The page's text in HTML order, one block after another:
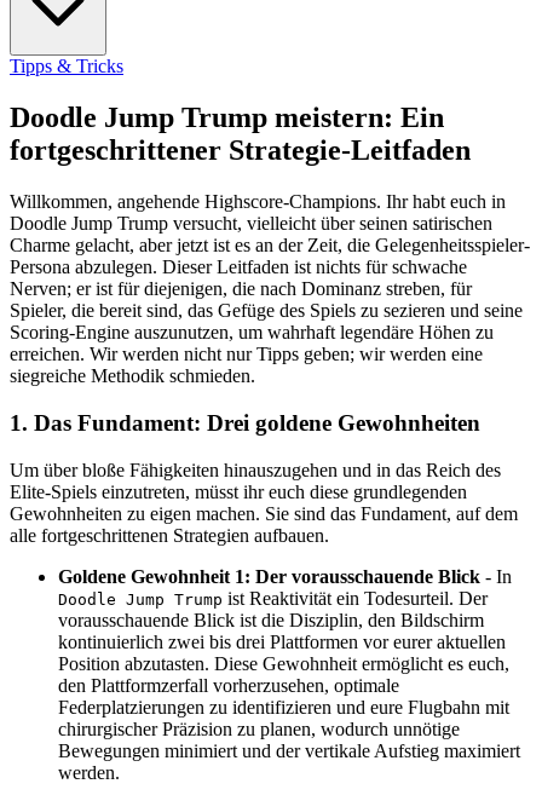
Tipps & Tricks
Doodle Jump Trump meistern: Ein
fortgeschrittener Strategie-Leitfaden
Willkommen, angehende Highscore-Champions. Ihr habt euch in
Doodle Jump Trump versucht, vielleicht über seinen satirischen
Charme gelacht, aber jetzt ist es an der Zeit, die Gelegenheitsspieler-
Persona abzulegen. Dieser Leitfaden ist nichts für schwache
Nerven; er ist für diejenigen, die nach Dominanz streben, für
Spieler, die bereit sind, das Gefüge des Spiels zu sezieren und seine
Scoring-Engine auszunutzen, um wahrhaft legendäre Höhen zu
erreichen. Wir werden nicht nur Tipps geben; wir werden eine
siegreiche Methodik schmieden.
1. Das Fundament: Drei goldene Gewohnheiten
Um über bloße Fähigkeiten hinauszugehen und in das Reich des
Elite-Spiels einzutreten, müsst ihr euch diese grundlegenden
Gewohnheiten zu eigen machen. Sie sind das Fundament, auf dem
alle fortgeschrittenen Strategien aufbauen.
Goldene Gewohnheit 1: Der vorausschauende Blick - In
Doodle Jump Trump ist Reaktivität ein Todesurteil. Der
vorausschauende Blick ist die Disziplin, den Bildschirm
kontinuierlich zwei bis drei Plattformen vor eurer aktuellen
Position abzutasten. Diese Gewohnheit ermöglicht es euch,
den Plattformzerfall vorherzusehen, optimale
Federplatzierungen zu identifizieren und eure Flugbahn mit
chirurgischer Präzision zu planen, wodurch unnötige
Bewegungen minimiert und der vertikale Aufstieg maximiert
werden.